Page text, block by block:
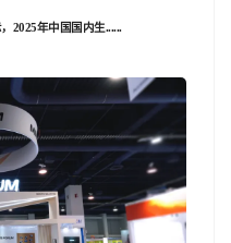
2025年中国国内生......